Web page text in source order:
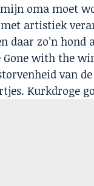
oma moet
artistiek
daar zo’n
Gone with the
van
Kurkdroge